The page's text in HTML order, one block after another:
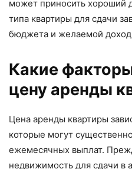
может приносить хороший
типа квартиры для сдачи
бюджета и желаемой
Какие
цену аренды
Цена аренды квартиры
которые могут
ежемесячных выплат.
недвижимость для сдачи в